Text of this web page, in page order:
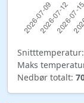
Snitttemperatur:
Maks
Nedbør totalt: